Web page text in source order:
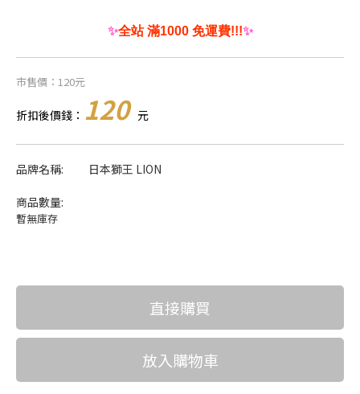
✨全站 滿1000 免運費!!!✨
市售價：120元
折扣後價錢： 120 元
品牌名稱: 日本獅王 LION
商品數量:
暫無庫存
直接購買
放入購物車